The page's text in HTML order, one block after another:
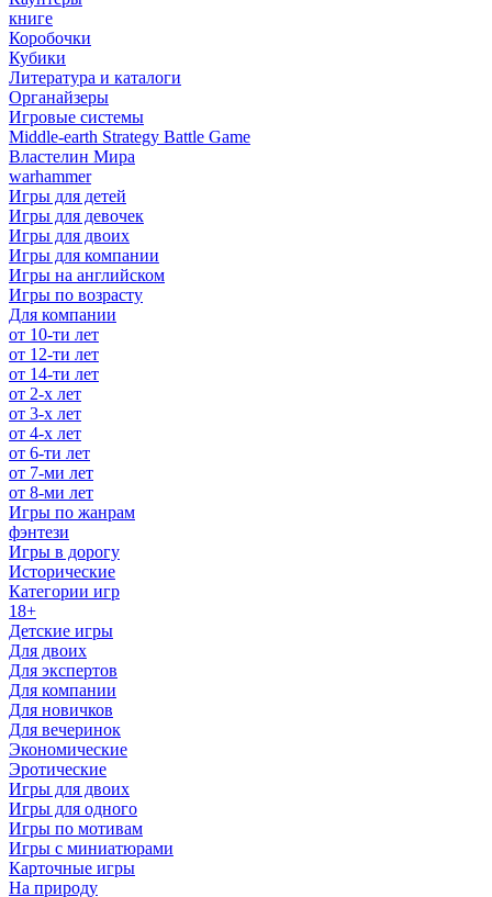
книге
Коробочки
Кубики
Литература и каталоги
Органайзеры
Игровые системы
Middle-earth Strategy Battle Game
Властелин Мира
warhammer
Игры для детей
Игры для девочек
Игры для двоих
Игры для компании
Игры на английском
Игры по возрасту
Для компании
от 10-ти лет
от 12-ти лет
от 14-ти лет
от 2-х лет
от 3-х лет
от 4-х лет
от 6-ти лет
от 7-ми лет
от 8-ми лет
Игры по жанрам
фэнтези
Игры в дорогу
Исторические
Категории игр
18+
Детские игры
Для двоих
Для экспертов
Для компании
Для новичков
Для вечеринок
Экономические
Эротические
Игры для двоих
Игры для одного
Игры по мотивам
Игры с миниатюрами
Карточные игры
На природу